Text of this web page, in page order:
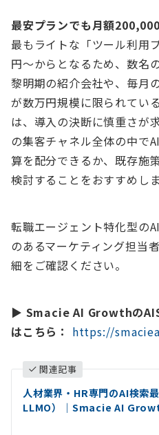
最安プランでも月額
最もライトな「ツール利用
円〜からとなるため、数名
黎明期の紹介会社や、毎月
が数万円規模に限られてい
は、導入の決断に慎重さが
の集客チャネル全体の中で
算を配分できるか、既存施
検討することをおすすめしま
転職エージェント特化型の
のあるマーケティング担当
細をご確認ください。
▶ Smacie AI Growthの
はこちら： https://
関連記事
人材業界・HR専門のAI検索
LLMO）｜Smacie AI